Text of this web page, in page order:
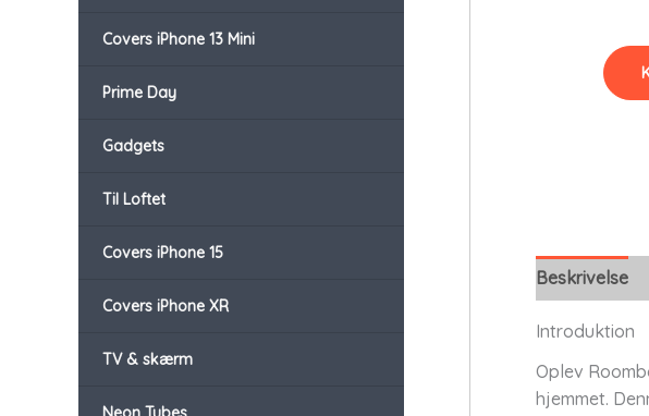
Covers iPhone 13 Mini
Prime Day
Gadgets
Til Loftet
Covers iPhone 15
Covers iPhone XR
TV & skærm
Beskrivelse
Introduktion
Oplev
hjemmet.